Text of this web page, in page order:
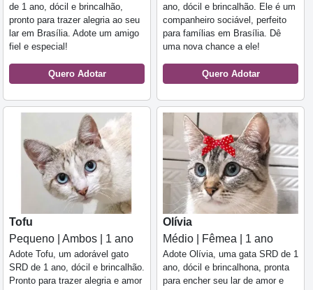
de 1 ano, dócil e brincalhão,
pronto para trazer alegria ao seu
lar em Brasília. Adote um amigo
fiel e especial!
Quero Adotar
ano, dócil e brincalhão. Ele é um
companheiro sociável, perfeito
para famílias em Brasília. Dê
uma nova chance a ele!
Quero Adotar
Tofu
Pequeno | Ambos | 1 ano
Adote Tofu, um adorável gato
SRD de 1 ano, dócil e brincalhão.
Pronto para trazer alegria e amor
Olívia
Médio | Fêmea | 1 ano
Adote Olívia, uma gata SRD de 1
ano, dócil e brincalhona, pronta
para encher seu lar de amor e